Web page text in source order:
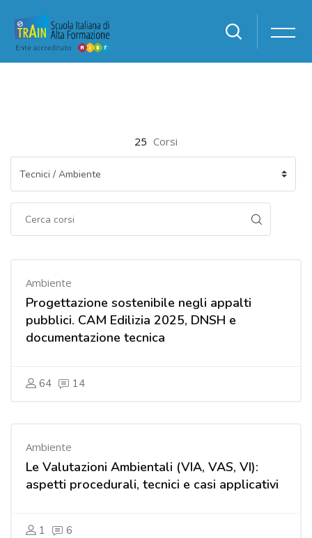
25 Corsi
Ambiente
Progettazione sostenibile negli appalti
pubblici. CAM Edilizia 2025, DNSH e
documentazione tecnica
64 14
Ambiente
Le Valutazioni Ambientali (VIA, VAS, VI):
aspetti procedurali, tecnici e casi applicativi
1 6